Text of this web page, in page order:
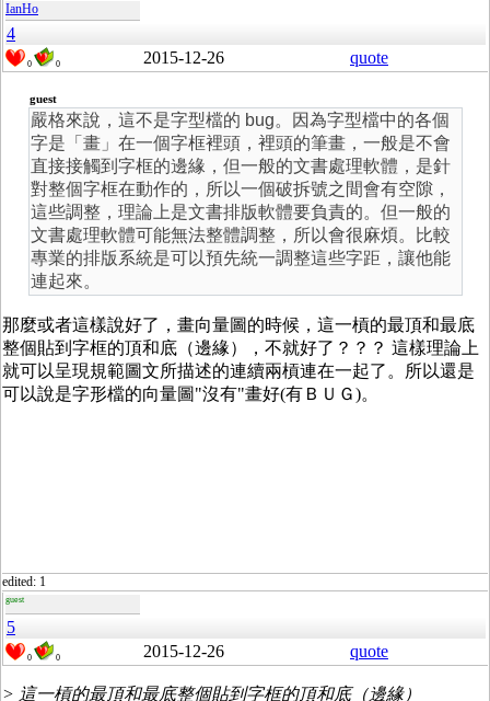
IanHo
4
0 0 2015-12-26 quote
guest
嚴格來說，這不是字型檔的 bug。因為字型檔中的各個
字是「畫」在一個字框裡頭，裡頭的筆畫，一般是不會
直接接觸到字框的邊緣，但一般的文書處理軟體，是針
對整個字框在動作的，所以一個破拆號之間會有空隙，
這些調整，理論上是文書排版軟體要負責的。但一般的
文書處理軟體可能無法整體調整，所以會很麻煩。比較
專業的排版系統是可以預先統一調整這些字距，讓他能
連起來。
那麼或者這樣說好了，畫向量圖的時候，這一槓的最頂和最底
整個貼到字框的頂和底（邊緣），不就好了？？？ 這樣理論上
就可以呈現規範圖文所描述的連續兩槓連在一起了。所以還是
可以說是字形檔的向量圖"沒有"畫好(有ＢＵＧ)。
edited: 1
guest
5
0 0 2015-12-26 quote
> 這一槓的最頂和最底整個貼到字框的頂和底（邊緣）